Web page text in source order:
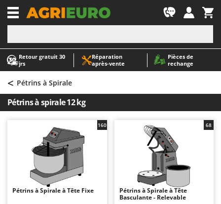
Retour gratuit 30
jrs
Réparation
après‑vente
Pièces de
rechange
-1
A
Abris de jardin
Accessoires pour tracteurs tondeuses autoportés
Aérateurs Scarificateurs pour gazon
Arracheuses de pommes de terre pour tracteur
Aspirateurs - Balais Électriques
Aspirateurs à cendres
Aspirateurs à feuilles sur roues
Aspirateurs de piscine
Aspirateurs Multifonctions
Atomiseurs agricoles pour tracteurs
A
AgriEuro Premium
AgriEuro TOP-LINE
AGT
Airmec
AL-KO
ALA 2000
Alce
< Pétrins à Spirale
Pétrins à spirale 12 kg
Pétrins à Spirale à Tête Fixe
160
Pétrins à Spirale à Tête
Basculante - Relevable
68